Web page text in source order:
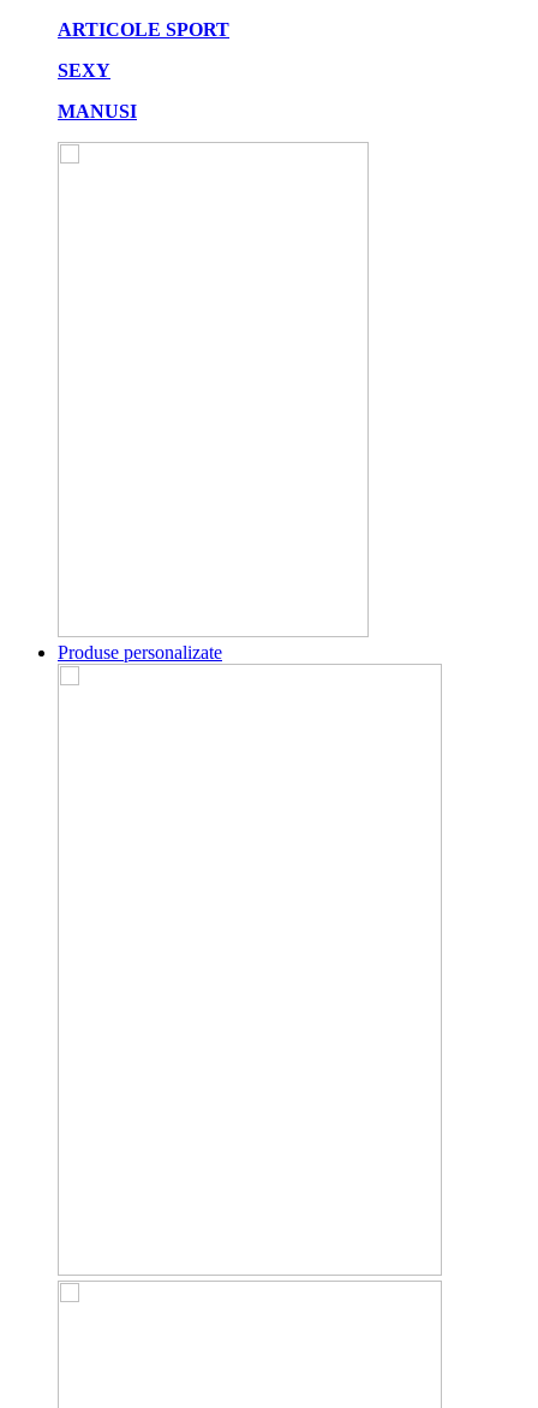
ARTICOLE SPORT
SEXY
MANUSI
Produse personalizate